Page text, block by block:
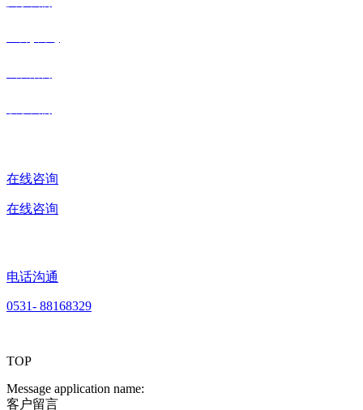
在线咨询
在线咨询
电话沟通
0531- 88168329
TOP
Message application name:
客户留言